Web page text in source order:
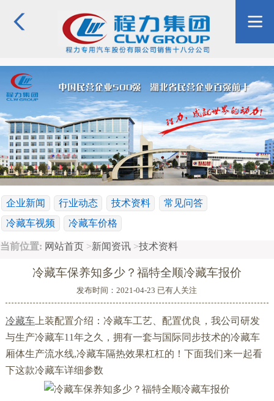
企业新闻 行业动态 技术资料
常见问答
冷藏车视频
冷藏车价格
当前位置: 网站首页 >新闻资讯 >技术资料
冷藏车保养知多少？福特全顺冷藏车报价
发布时间：2021-04-23 已有人关注
冷藏车上装配置介绍：冷藏车工艺、配置优良，我公司研发
与生产冷藏车11年之久，拥有一套与国际同步技术的冷藏车
厢体生产流水线,冷藏车隔热效果杠杠的！下面我们来一起看
下这款冷藏车详细参数